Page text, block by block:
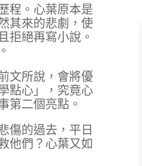
程。心葉原本是
其來的悲劇，使
拒絕再寫小說。
文所說，會將優
點心」，究竟心
第二個亮點。
傷的過去，平日
他們？心葉又如